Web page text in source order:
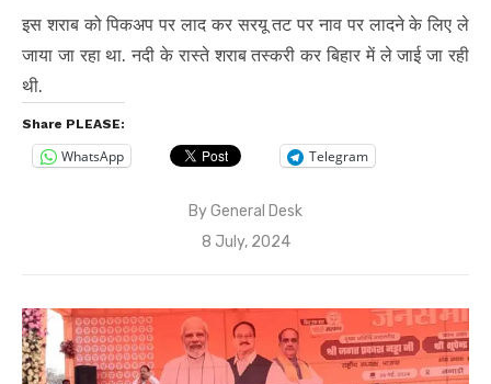
इस शराब को पिकअप पर लाद कर सरयू तट पर नाव पर लादने के लिए ले
जाया जा रहा था. नदी के रास्ते शराब तस्करी कर बिहार में ले जाई जा रही
थी.
Share PLEASE:
WhatsApp Telegram
ByGeneral Desk
Posted
8 July, 2024